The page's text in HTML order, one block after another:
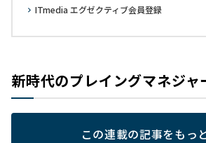
ITmedia エグゼクティブ会員登録
新時代のプレイングマネジャ
この連載の記事をもっ